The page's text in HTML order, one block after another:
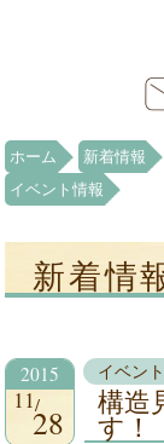
ホーム
新着情報
イベント情報
新着情
2015
11
28
イベン
構造
す！